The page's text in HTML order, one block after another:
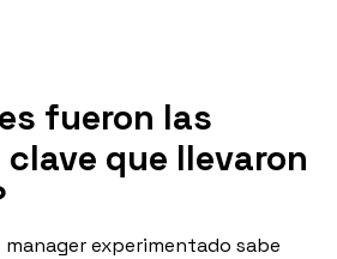
fueron las
que llevaron
experimentado sabe